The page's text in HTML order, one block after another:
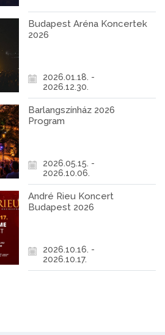
Budapest Aréna Koncertek
2026
2026.01.18. -
2026.12.30.
Barlangszínház 2026
Program
2026.05.15. -
2026.10.06.
André Rieu Koncert
Budapest 2026
2026.10.16. -
2026.10.17.